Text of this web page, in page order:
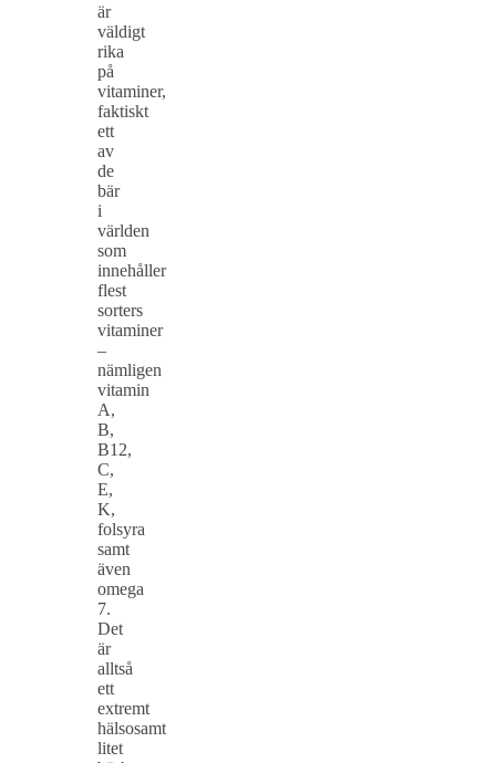
är
väldigt
rika
på
vitaminer,
faktiskt
ett
av
de
bär
i
världen
som
innehåller
flest
sorters
vitaminer
–
nämligen
vitamin
A,
B,
B12,
C,
E,
K,
folsyra
samt
även
omega
7.
Det
är
alltså
ett
extremt
hälsosamt
litet